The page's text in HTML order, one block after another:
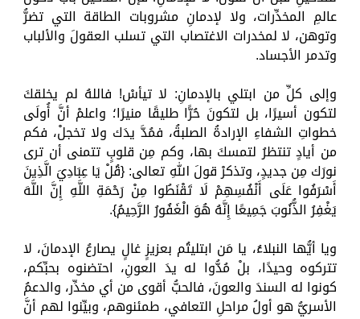
عالمِ المخدِّرات، ولا لإدمانِ مشروبات الطاقة التي تضرُّ
وتوهن، لا لمخدرات الاغتصاب التي تسلب العقولَ والألباب
وتدمر الأجساد.
وإلى كلِّ من ابتلي بالإدمانِ: لا تيأسْ! فاللهُ لم يخلقكَ
لتكون أسيرًا، بل لتكونَ حُرًّا طليقًا منيرًا؛ واعلمْ أنَّ أُولَى
خطواتِ الشفاءِ الإرادةُ الصلبةُ، فمُدَّ يدَك ولا تخجلْ، فكم
من أيادٍ تنتظرُ لتمسكَ بها، وكم مِن قلوبٍ تتمنى أن ترى
نورَك مِن جديدٍ، وتذكرْ قولَ اللهِ تعالى: {قُلْ يَا عِبَادِيَ الَّذِينَ
أَسْرَفُوا عَلَى أَنْفُسِهِمْ لَا تَقْنَطُوا مِنْ رَحْمَةِ اللَّهِ إِنَّ اللَّهَ
يَغْفِرُ الذُّنُوبَ جَمِيعًا إِنَّهُ هُوَ الْغَفُورُ الرَّحِيمُ}.
ويا أيُّها النبلاءُ، يا مَن ابتليتُم بعزيزٍ غالٍ يصارعُ الإدمانَ، لا
تتركوه وحيدًا، بلْ مُدُّوا له يدَ العونِ، احتضنوه بحبِّكم،
كونوا له السندَ والعونَ، فالحبُّ أقوى من أي مخدِّر، والدعمُ
الأسريُّ هو أولُ مراحلِ التعافي، طمئنوهم، وبيِّنوا لهم أنَّ